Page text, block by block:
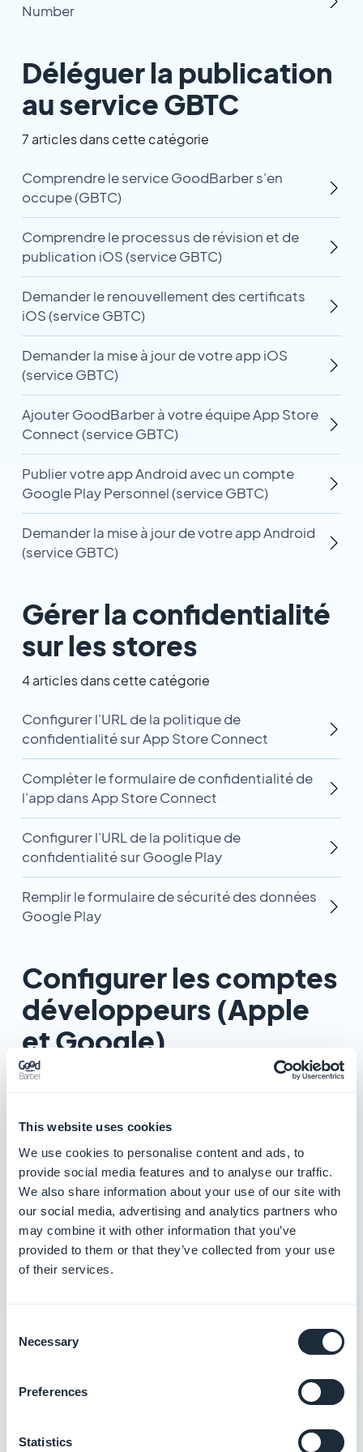
This website uses cookies
We use cookies to personalise content and ads, to
provide social media features and to analyse our traffic.
We also share information about your use of our site with
our social media, advertising and analytics partners who
may combine it with other information that you’ve
provided to them or that they’ve collected from your use
of their services.
Selection
Necessary
Preferences
Statistics
Number
Déléguer la publication
au service GBTC
7 articles dans cette catégorie
Comprendre le service GoodBarber s'en
occupe (GBTC)
Comprendre le processus de révision et de
publication iOS (service GBTC)
Demander le renouvellement des certificats
iOS (service GBTC)
Demander la mise à jour de votre app iOS
(service GBTC)
Ajouter GoodBarber à votre équipe App Store
Connect (service GBTC)
Publier votre app Android avec un compte
Google Play Personnel (service GBTC)
Demander la mise à jour de votre app Android
(service GBTC)
Gérer la confidentialité
sur les stores
4 articles dans cette catégorie
Configurer l'URL de la politique de
confidentialité sur App Store Connect
Compléter le formulaire de confidentialité de
l'app dans App Store Connect
Configurer l'URL de la politique de
confidentialité sur Google Play
Remplir le formulaire de sécurité des données
Google Play
Configurer les comptes
développeurs (Apple
et Google)
5 articles dans cette catégorie
Apple Developer
Comprendre la conformité du compte
développeur Apple avec les directives 4.2.6 et
5.2.1
Transformer votre compte Apple Developer
individuel en compte organisation
la console Google Play